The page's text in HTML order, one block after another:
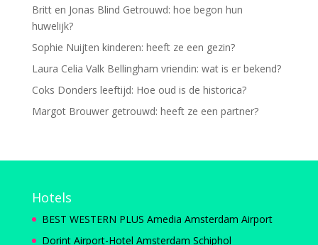
Britt en Jonas Blind Getrouwd: hoe begon hun
huwelijk?
Sophie Nuijten kinderen: heeft ze een gezin?
Laura Celia Valk Bellingham vriendin: wat is er bekend?
Coks Donders leeftijd: Hoe oud is de historica?
Margot Brouwer getrouwd: heeft ze een partner?
Hotels
BEST WESTERN PLUS Amedia Amsterdam Airport
Dorint Airport-Hotel Amsterdam Schiphol